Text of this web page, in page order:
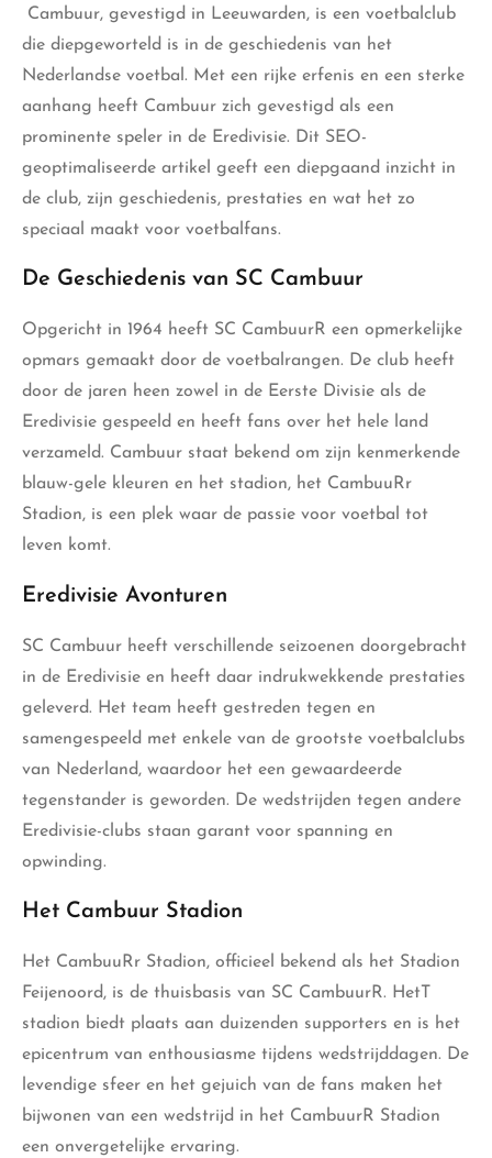
Cambuur, gevestigd in Leeuwarden, is een voetbalclub
die diepgeworteld is in de geschiedenis van het
Nederlandse voetbal. Met een rijke erfenis en een sterke
aanhang heeft Cambuur zich gevestigd als een
prominente speler in de Eredivisie. Dit SEO-
geoptimaliseerde artikel geeft een diepgaand inzicht in
de club, zijn geschiedenis, prestaties en wat het zo
speciaal maakt voor voetbalfans.
De Geschiedenis van SC Cambuur
Opgericht in 1964 heeft SC CambuurR een opmerkelijke
opmars gemaakt door de voetbalrangen. De club heeft
door de jaren heen zowel in de Eerste Divisie als de
Eredivisie gespeeld en heeft fans over het hele land
verzameld. Cambuur staat bekend om zijn kenmerkende
blauw-gele kleuren en het stadion, het CambuuRr
Stadion, is een plek waar de passie voor voetbal tot
leven komt.
Eredivisie Avonturen
SC Cambuur heeft verschillende seizoenen doorgebracht
in de Eredivisie en heeft daar indrukwekkende prestaties
geleverd. Het team heeft gestreden tegen en
samengespeeld met enkele van de grootste voetbalclubs
van Nederland, waardoor het een gewaardeerde
tegenstander is geworden. De wedstrijden tegen andere
Eredivisie-clubs staan garant voor spanning en
opwinding.
Het Cambuur Stadion
Het CambuuRr Stadion, officieel bekend als het Stadion
Feijenoord, is de thuisbasis van SC CambuurR. HetT
stadion biedt plaats aan duizenden supporters en is het
epicentrum van enthousiasme tijdens wedstrijddagen. De
levendige sfeer en het gejuich van de fans maken het
bijwonen van een wedstrijd in het CambuurR Stadion
een onvergetelijke ervaring.